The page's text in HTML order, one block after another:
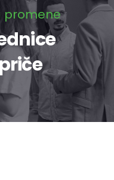
promene